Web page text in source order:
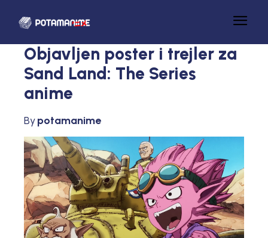
Objavljen poster i trejler za
Sand Land: The Series
anime
Bypotamanime